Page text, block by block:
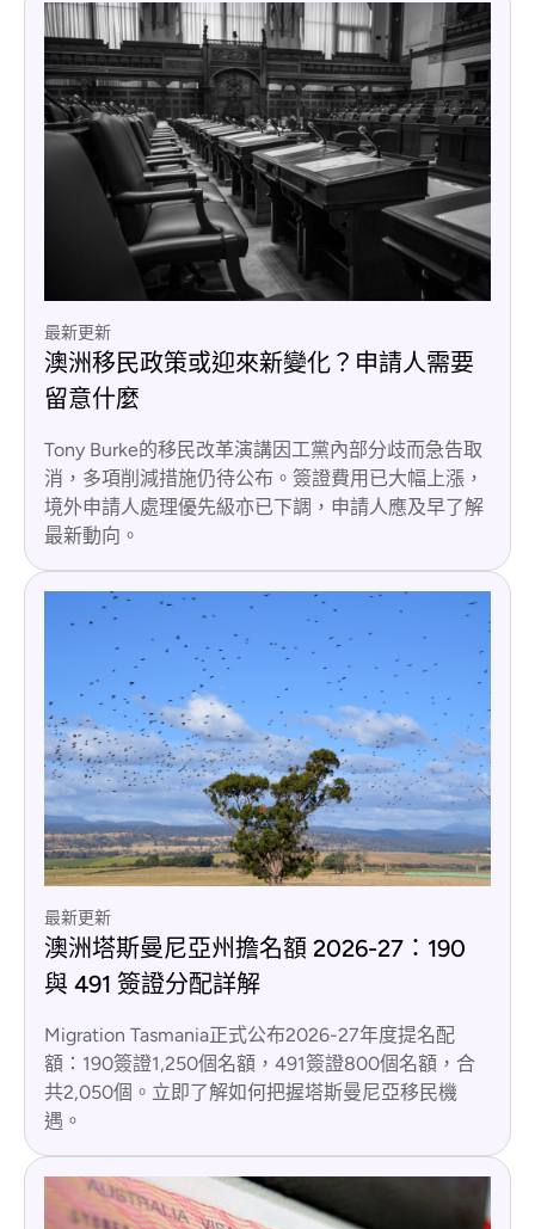
最新更新
澳洲移民政策或迎來新變化？申請人需要
留意什麼
Tony Burke的移民改革演講因工黨內部分歧而急告取
消，多項削減措施仍待公布。簽證費用已大幅上漲，
境外申請人處理優先級亦已下調，申請人應及早了解
最新動向。
最新更新
澳洲塔斯曼尼亞州擔名額 2026-27：190
與 491 簽證分配詳解
Migration Tasmania正式公布2026-27年度提名配
額：190簽證1,250個名額，491簽證800個名額，合
共2,050個。立即了解如何把握塔斯曼尼亞移民機
遇。